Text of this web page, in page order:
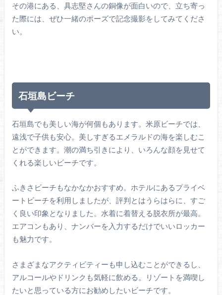
その港にある、具志堅さんの銅像が面白いので、立ち寄っ
た際には、ぜひ一緒のポーズで記念撮影をしてみてくださ
い。
石垣島ビーチ
石垣島でも美しい海が何個もあります。米原ビーチでは、
遠浅で子供も安心。美しすぎるエメラルドの海を楽しむこ
とができます。潮の満ち引きにより、いろんな顔を見せて
くれる楽しいビーチです。
ふきさビーチもなかなかおすすめ。ホテルにあるプライベ
ートビーチを利用しましたが、評判とはうらはらに、すご
く良い印象となりました。水着に着替える脱衣所が最高。
エアコンもあり、ナンバーを入力するだけでいいロッカー
も魅力です。
さまざまなアクティビティーも申し込むことができるし、
アルコールやドリンクも気軽に飲める。リゾートを満喫し
たいと思っている方にお勧めしたいビーチです。